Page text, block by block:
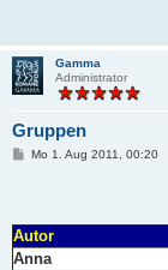
Gamma
Administrator
Gruppen
B
a
g
Mo 1. Aug 2011, 00:20
Autor
Anna